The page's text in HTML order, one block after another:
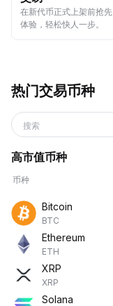
在新代币正式上架前抢先
体验，轻松快人一步。
热门交易币种
搜索
高市值币种
币种
Bitcoin
BTC
Ethereum
ETH
XRP
XRP
Solana